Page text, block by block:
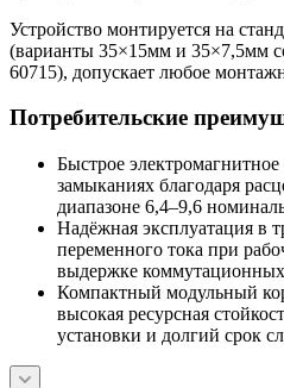
Устройство монтируется на
(варианты 35×15мм и 35×7,5мм
60715), допускает любое
Потребительские
Быстрое
замыканиях благодаря
диапазоне 6,4–9,6
Надёжная эксплуатация в
переменного тока при
выдержке
Компактный модульный
высокая ресурсная
установки и долгий срок